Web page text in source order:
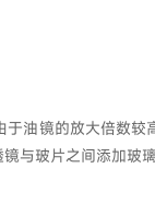
油镜的放大倍数
与玻片之间添加